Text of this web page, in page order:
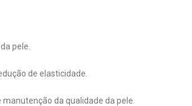
pele.
de elasticidade.
da qualidade da pele.